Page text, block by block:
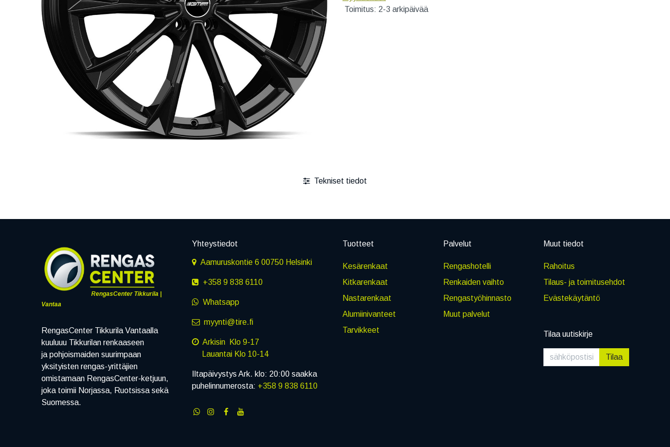
Toimitus: 2-3 arkipäivää
Tekniset tiedot
RengasCenter Tikkurila |
Vantaa
RengasCenter Tikkurila Vantaalla
kuuluuu Tikkurilan renkaaseen
ja pohjoismaiden suurimpaan
yksityisten rengas-yrittäjien
omistamaan RengasCenter-ketjuun,
joka toimii Norjassa, Ruotsissa sekä
Suomessa.
Yhteystiedot
Aamuruskontie 6 00750 Helsinki
+358 9 838 6110
Whatsapp
myynti@tire.fi
Arkisin Klo 9-17
Lauantai Klo 10-14
Iltapäivystys Ark. klo: 20:00 saakka
puhelinnumerosta: +358 9 838 6110
Tuotteet
Kesärenkaat
Kitkarenkaat
Nastarenkaat
Alumiinivanteet
Tarvikkeet
Palvelut
Rengashotelli
Renkaiden vaihto
Rengastyöhinnasto
Muut palvelut
Muut tiedot
Rahoitus
Tilaus- ja toimitusehdot
Evästekäytäntö
Tilaa uutiskirje
Tilaa